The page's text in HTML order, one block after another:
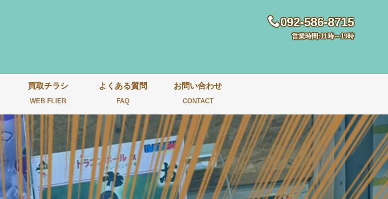
092-586-8715
営業時間:11時～19時
買取チラシ
WEB FLIER
よくある質問
FAQ
お問い合わせ
CONTACT